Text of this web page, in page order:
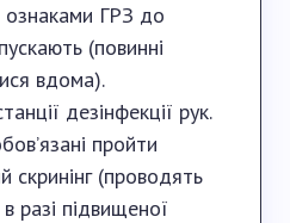
ознаками ГРЗ до
(повинні
вдома).
дезінфекції рук.
пройти
скринінг (проводять
разі підвищеної